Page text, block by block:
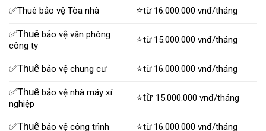
✅Thuê bảo vệ Tòa nhà ⭐từ 16.000.000 vnđ/tháng
✅Thuê bảo vệ văn phòng
công ty
⭐từ 15.000.000 vnđ/tháng
✅Thuê bảo vệ chung cư ⭐từ 16.000.000 vnđ/tháng
✅Thuê bảo vệ nhà máy xí
nghiệp
⭐từ 15.000.000 vnđ/tháng
✅Thuê bảo vệ công trình ⭐từ 16.000.000 vnđ/tháng